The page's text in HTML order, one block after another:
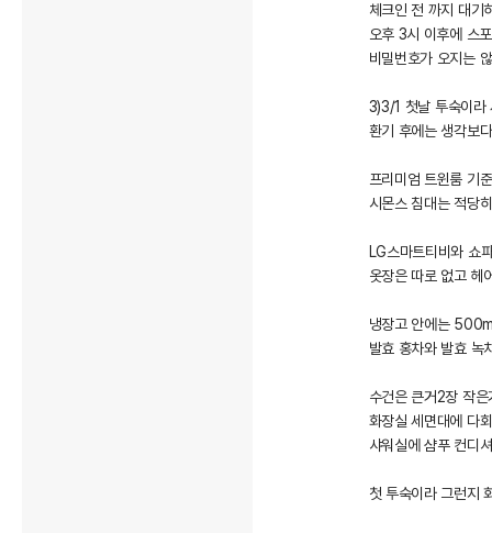
체크인 전 까지 대기
오후 3시 이후에 스
비밀번호가 오지는
3)3/1 첫날 투숙이라
환기 후에는 생각보
프리미엄 트윈룸 기
시몬스 침대는 적당
LG스마트티비와 쇼
옷장은 따로 없고 헤
냉장고 안에는
발효 홍차와 발효 녹
수건은 큰거2장 작
화장실 세면대에 다
샤워실에 샴푸 컨디
첫 투숙이라 그런지